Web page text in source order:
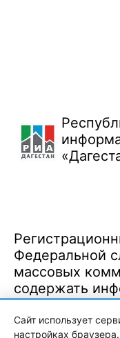
Федеральной
массовых
содержать
Сайт использует
настройках